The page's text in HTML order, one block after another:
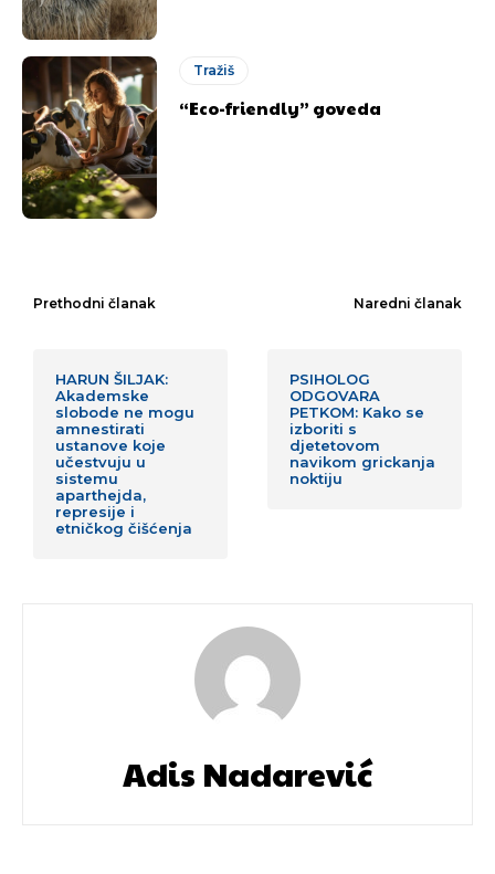
Tražiš
“Eco-friendly” goveda
Prethodni članak
HARUN ŠILJAK:
Akademske
slobode ne mogu
amnestirati
ustanove koje
učestvuju u
sistemu
aparthejda,
represije i
etničkog čišćenja
Naredni članak
PSIHOLOG
ODGOVARA
PETKOM: Kako se
izboriti s
djetetovom
navikom grickanja
noktiju
Adis Nadarević